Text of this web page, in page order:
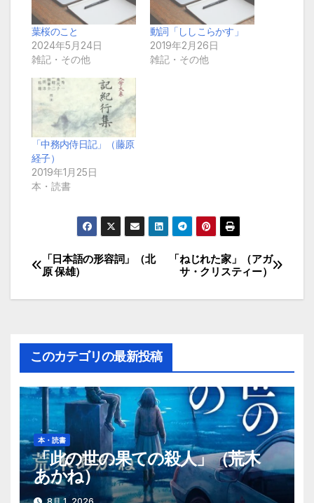
葉桜のこと
2024年5月24日
雑記・その他
動詞「ししこらかす」
2019年2月26日
雑記・その他
「中務内侍日記」（藤原
経子）
2019年1月25日
本・読書
投
稿
ビ
ゲ
ー
シ
ョ
ン
「ねじれた家」（アガ
サ・クリスティー）
「日本語の形容詞」（北
原 保雄）
このカテゴリの最新投稿
本・読書
「此の世の果ての殺人」（荒木
あかね）